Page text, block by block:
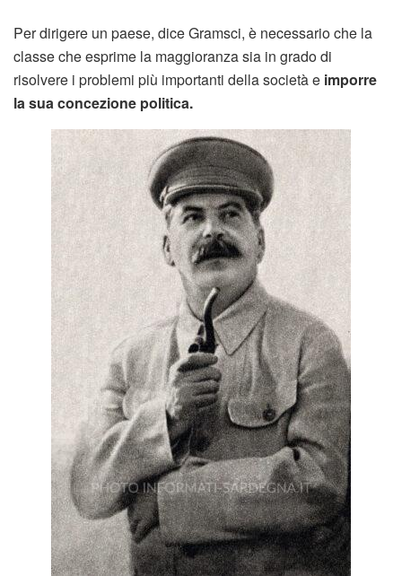
Per dirigere un paese, dice Gramsci, è necessario che la
classe che esprime la maggioranza sia in grado di
risolvere i problemi più importanti della società e imporre
la sua concezione politica.